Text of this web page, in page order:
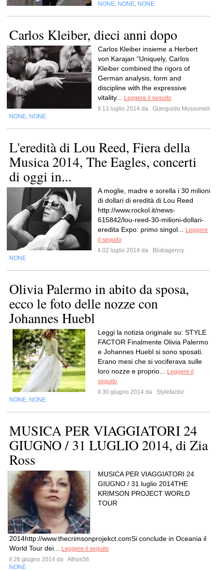
NONE NONE NONE
Carlos Kleiber, dieci anni dopo
Carlos Kleiber insieme a Herbert
von Karajan “Uniquely, Carlos
Kleiber combined the rigors of
German analysis, form and
discipline with the expressive
vitality...
Leggere il seguito
Il 13 luglio 2014 da
Gianguido Mussomeli
NONE NONE
L'eredità di Lou Reed, Fiera della
Musica 2014, The Eagles, concerti
di oggi in...
A moglie, madre e sorella i 30 milioni
di dollari di eredità di Lou Reed
http://www.rockol.it/news-
615842/lou-reed-30-milioni-dollari-
eredita Expo: primo singol...
Leggere
il seguito
Il 02 luglio 2014 da
Blobagency
NONE
Olivia Palermo in abito da sposa,
ecco le foto delle nozze con
Johannes Huebl
Leggi la notizia originale su: STYLE
FACTOR Finalmente Olivia Palermo
e Johannes Huebl si sono sposati.
Erano mesi che si vociferava sulle
loro nozze e proprio...
Leggere il
seguito
Il 30 giugno 2014 da
Stylefactor
NONE NONE
MUSICA PER VIAGGIATORI 24
GIUGNO / 31 LUGLIO 2014, di Zia
Ross
MUSICA PER VIAGGIATORI 24
GIUGNO / 31 luglio 2014THE
KRIMSON PROJECT WORLD
TOUR
2014http://www.thecrimsonprojekct.comSi conclude in Oceania il
World Tour dei...
Leggere il seguito
Il 26 giugno 2014 da Athos56
NONE